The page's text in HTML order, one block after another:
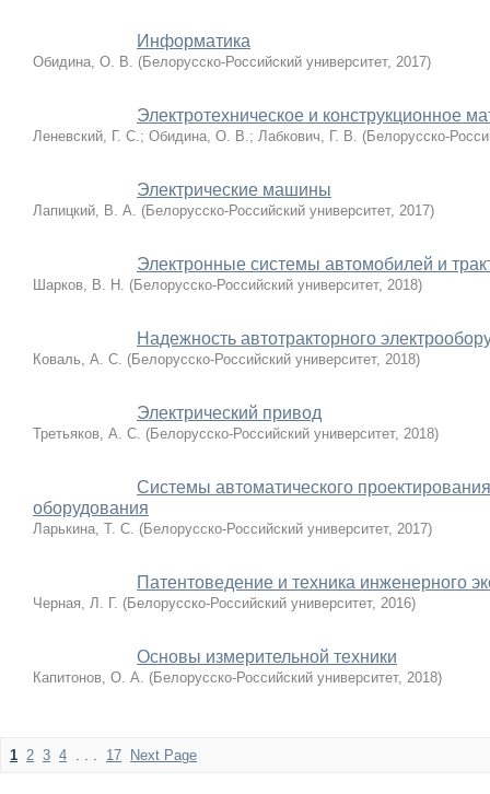
Информатика
Обидина, О. В. (Белорусско-Российский университет, 2017)
Электротехническое и конструкционное
Леневский, Г. С.; Обидина, О. В.; Лабкович, Г. В. (Белорусско-
Электрические машины
Лапицкий, В. А. (Белорусско-Российский университет, 2017)
Электронные системы автомобилей и
Шарков, В. Н. (Белорусско-Российский университет, 2018)
Надежность автотракторного
Коваль, А. С. (Белорусско-Российский университет, 2018)
Электрический привод
Третьяков, А. С. (Белорусско-Российский университет, 2018)
Системы автоматического
оборудования
Ларькина, Т. С. (Белорусско-Российский университет, 2017)
Патентоведение и техника инженерного
Черная, Л. Г. (Белорусско-Российский университет, 2016)
Основы измерительной техники
Капитонов, О. А. (Белорусско-Российский университет, 2018)
1 2 3 4 . . . 17 Next Page